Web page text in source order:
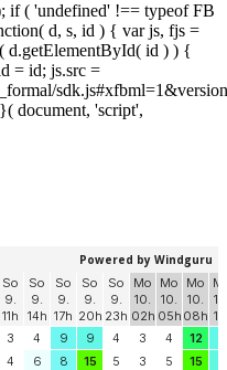
if ( 'undefined' !== typeof FB
d, s, id ) { var js, fjs =
d.getElementById( id ) ) {
= id; js.src =
document, 'script',